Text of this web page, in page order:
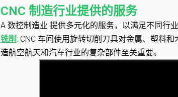
CNC 制造行业提供的服务
A数控制造业提供多元化的服务，以满足不同行业
铣削 : CNC 车间使用旋转切削刀具对金属、塑料
造航空航天和汽车行业的复杂部件至关重要。